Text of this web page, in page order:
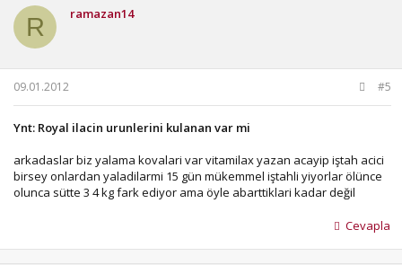
R ramazan14
09.01.2012 #5
Ynt: Royal ilacin urunlerini kulanan var mi
arkadaslar biz yalama kovalari var vitamilax yazan acayip iştah acici
birsey onlardan yaladilarmi 15 gün mükemmel iştahli yiyorlar ölünce
olunca sütte 3 4 kg fark ediyor ama öyle abarttiklari kadar değil
Cevapla